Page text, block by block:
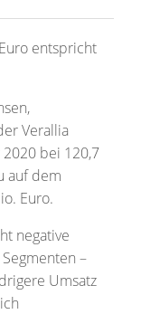
entspricht
Verallia
bei 120,7
auf dem
Euro.
negative
–
Umsatz